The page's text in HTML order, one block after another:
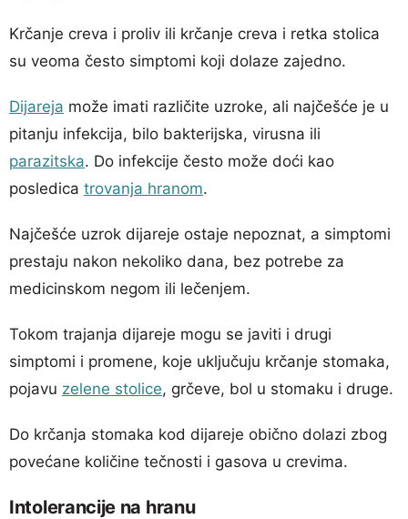
Krčanje creva i proliv ili krčanje creva i retka stolica
su veoma često simptomi koji dolaze zajedno.
Dijareja može imati različite uzroke, ali najčešće je u
pitanju infekcija, bilo bakterijska, virusna ili
parazitska. Do infekcije često može doći kao
posledica trovanja hranom.
Najčešće uzrok dijareje ostaje nepoznat, a simptomi
prestaju nakon nekoliko dana, bez potrebe za
medicinskom negom ili lečenjem.
Tokom trajanja dijareje mogu se javiti i drugi
simptomi i promene, koje uključuju krčanje stomaka,
pojavu zelene stolice, grčeve, bol u stomaku i druge.
Do krčanja stomaka kod dijareje obično dolazi zbog
povećane količine tečnosti i gasova u crevima.
Intolerancije na hranu